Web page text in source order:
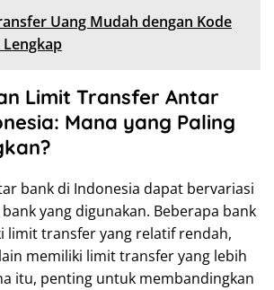
Uang Mudah dengan Kode
Limit Transfer Antar
Mana yang Paling
bank di Indonesia dapat bervariasi
yang digunakan. Beberapa bank
limit transfer yang relatif rendah,
memiliki limit transfer yang lebih
itu, penting untuk membandingkan